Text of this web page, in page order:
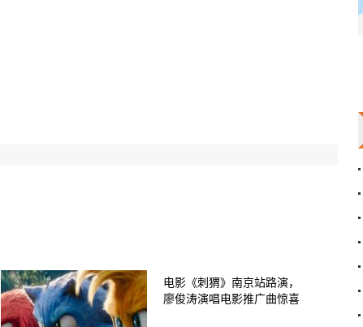
电影《刺猬》南京站路演，
廖俊涛演唱电影推广曲惊喜